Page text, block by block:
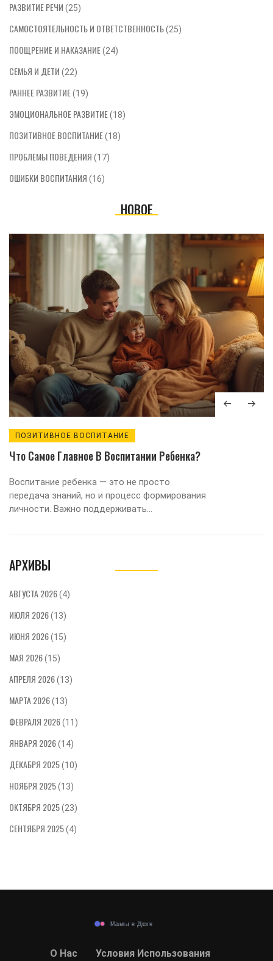
РАЗВИТИЕ РЕЧИ (25)
САМОСТОЯТЕЛЬНОСТЬ И ОТВЕТСТВЕННОСТЬ(25)
ПООЩРЕНИЕ И НАКАЗАНИЕ(24)
СЕМЬЯ И ДЕТИ (22)
РАННЕЕ РАЗВИТИЕ(19)
ЭМОЦИОНАЛЬНОЕ РАЗВИТИЕ(18)
ПОЗИТИВНОЕ ВОСПИТАНИЕ(18)
ПРОБЛЕМЫ ПОВЕДЕНИЯ (17)
ОШИБКИ ВОСПИТАНИЯ (16)
НОВОЕ
ПОЗИТИВНОЕ ВОСПИТАНИЕ
Что Самое Главное В Воспитании Ребенка?
Воспитание ребенка — это не просто
передача знаний, но и процесс формирования
личности. Важно поддерживать
навыки социального взаимодействия.
сделать воспитание более успешным. В этой
статье мы рассмотрим ключевые моменты,
которые помогут сделать воспитание
АРХИВЫ
АВГУСТА 2026(4)
ИЮЛЯ 2026(13)
ИЮНЯ 2026(15)
МАЯ 2026(15)
АПРЕЛЯ 2026(13)
МАРТА 2026(13)
ФЕВРАЛЯ 2026(11)
ЯНВАРЯ 2026(14)
ДЕКАБРЯ 2025(10)
НОЯБРЯ 2025(13)
ОКТЯБРЯ 2025(23)
СЕНТЯБРЯ 2025(4)
О Нас Условия Использования